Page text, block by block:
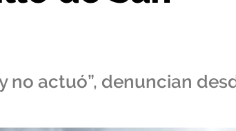
no actuó”, denuncian